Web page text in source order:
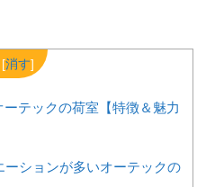
[消す]
テックの荷室【特徴＆魅力
ーションが多いオーテックの